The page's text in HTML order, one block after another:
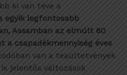
ki van téve a
egyik legfontosabb
Assamban az elmúlt 60
a csapadékmennyiség éves
van a teaültetvények
jelentős változások